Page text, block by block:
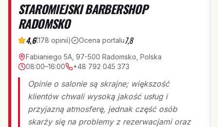
STAROMIEJSKI BARBERSHOP
RADOMSKO
4,6(178 opinii) Ocena portalu7,8
Fabianiego 5A, 97-500 Radomsko, Polska
08:00–16:00
+48 792 045 373
Opinie o salonie są skrajne; większość
klientów chwali wysoką jakość usług i
przyjazną atmosferę, jednak część osób
skarży się na problemy z rezerwacjami oraz